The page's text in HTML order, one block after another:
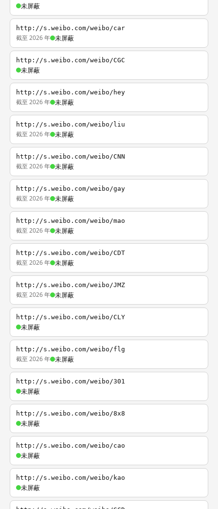
未屏蔽
http://s.weibo.com/weibo/car
截至 2026 年 未屏蔽
http://s.weibo.com/weibo/CGC
未屏蔽
http://s.weibo.com/weibo/hey
截至 2026 年 未屏蔽
http://s.weibo.com/weibo/liu
截至 2026 年 未屏蔽
http://s.weibo.com/weibo/CNN
截至 2026 年 未屏蔽
http://s.weibo.com/weibo/gay
截至 2026 年 未屏蔽
http://s.weibo.com/weibo/mao
截至 2026 年 未屏蔽
http://s.weibo.com/weibo/CDT
截至 2026 年 未屏蔽
http://s.weibo.com/weibo/JMZ
截至 2026 年 未屏蔽
http://s.weibo.com/weibo/CLY
未屏蔽
http://s.weibo.com/weibo/flg
截至 2026 年 未屏蔽
http://s.weibo.com/weibo/301
未屏蔽
http://s.weibo.com/weibo/8x8
未屏蔽
http://s.weibo.com/weibo/cao
未屏蔽
http://s.weibo.com/weibo/kao
未屏蔽